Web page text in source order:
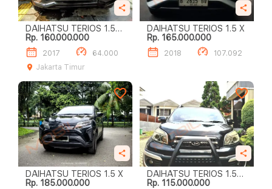
DAIHATSU TERIOS 1.5L
R A/T
Rp. 160.000.000
2017
64.000
Jakarta Timur
DAIHATSU TERIOS 1.5 X
Rp. 165.000.000
2018 107.092
DAIHATSU TERIOS 1.5 X
Rp. 185.000.000
DAIHATSU TERIOS 1.5
TX
Rp. 115.000.000